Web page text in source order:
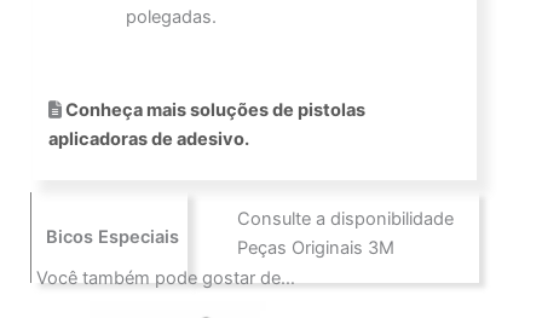
polegadas.
Conheça mais soluções de pistolas
aplicadoras de adesivo.
Bicos Especiais
Consulte a disponibilidade
Peças Originais 3M
Você também pode gostar de…